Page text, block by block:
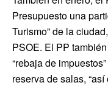
Presupuesto una
Turismo” de la
PSOE. El PP
“rebaja de
reserva de salas,